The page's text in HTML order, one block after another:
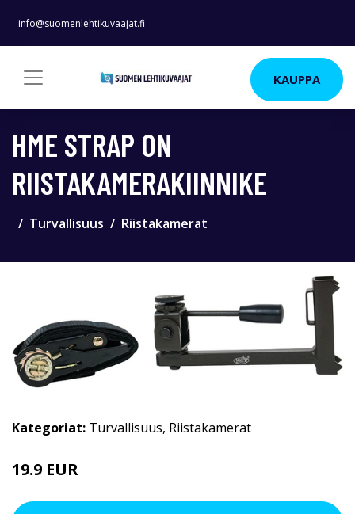
info@suomenlehtikuvaajat.fi
KAUPPA
HME STRAP ON
RIISTAKAMERAKIINNIKE
Turvallisuus Riistakamerat
Kategoriat: Turvallisuus, Riistakamerat
19.9 EUR